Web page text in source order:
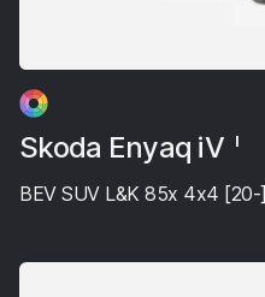
Skoda Enyaq iV I
BEV SUV L&K 85x 4x4 [20-]